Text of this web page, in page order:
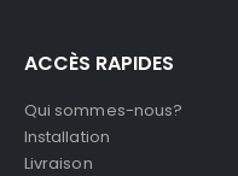
ACCÈS RAPIDES
Qui sommes-nous?
Installation
Livraison